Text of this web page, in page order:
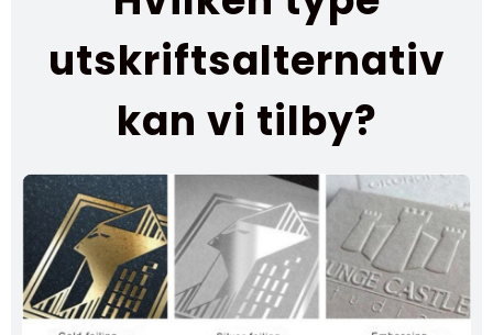
utskriftsalternativ
kan vi tilby?